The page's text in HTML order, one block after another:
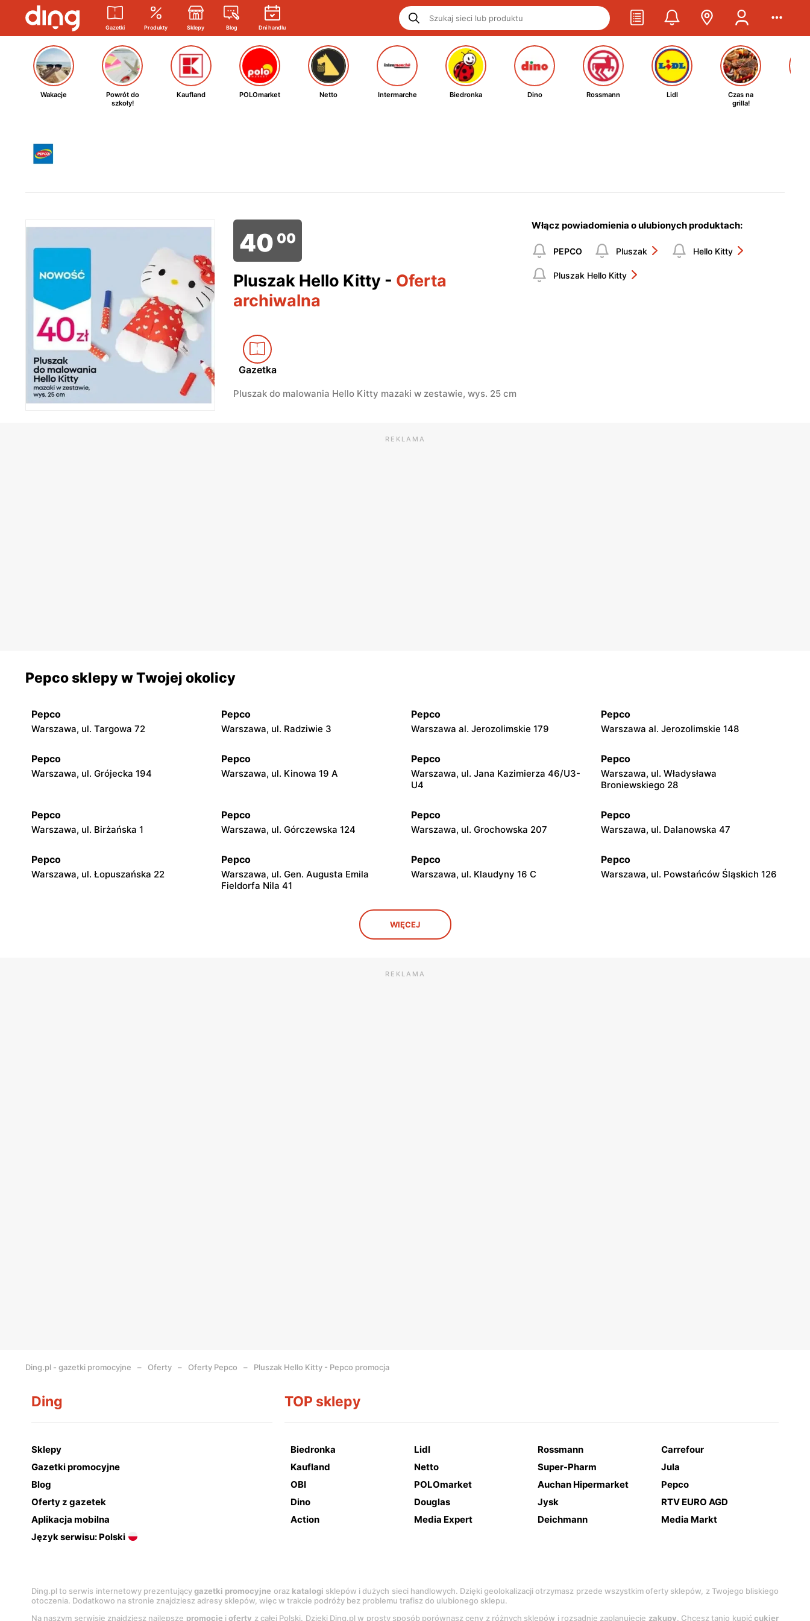
Gazetki Produkty Sklepy Blog Dni handlu
Wakacje
Powrót do
szkoły!
Kaufland POLOmarket Netto Intermarche Biedronka Dino Rossmann Lidl
Czas na
grilla!
40 00
Pluszak Hello Kitty - Oferta
archiwalna
Gazetka
Pluszak do malowania Hello Kitty mazaki w zestawie, wys. 25 cm
Włącz powiadomienia o ulubionych produktach:
PEPCO Pluszak Hello Kitty
Pluszak Hello Kitty
REKLAMA
Pepco sklepy w Twojej okolicy
Pepco
Warszawa, ul. Targowa 72
Pepco
Warszawa, ul. Radziwie 3
Pepco
Warszawa al. Jerozolimskie 179
Pepco
Warszawa al. Jerozolimskie 148
Pepco
Warszawa, ul. Grójecka 194
Pepco
Warszawa, ul. Kinowa 19 A
Pepco
Warszawa, ul. Jana Kazimierza 46/U3-
U4
Pepco
Warszawa, ul. Władysława
Broniewskiego 28
Pepco
Warszawa, ul. Birżańska 1
Pepco
Warszawa, ul. Górczewska 124
Pepco
Warszawa, ul. Grochowska 207
Pepco
Warszawa, ul. Dalanowska 47
Pepco
Warszawa, ul. Łopuszańska 22
Pepco
Warszawa, ul. Gen. Augusta Emila
Fieldorfa Nila 41
Pepco
Warszawa, ul. Klaudyny 16 C
Pepco
Warszawa, ul. Powstańców Śląskich 126
Warszawa, ul. Rembielińska 20
Warszawa, ul. Starowiślna 4
WIĘCEJ
REKLAMA
Ding.pl - gazetki promocyjne Oferty Oferty Pepco Pluszak Hello Kitty - Pepco promocja
Ding
Sklepy
Gazetki promocyjne
Blog
Oferty z gazetek
Aplikacja mobilna
Język serwisu: Polski
TOP sklepy
Biedronka Lidl Rossmann
Carrefour
Kaufland
Netto Super-Pharm
Jula
OBI
POLOmarket Auchan Hipermarket
Pepco
Dino
Douglas Jysk
RTV EURO AGD
Action
Media Expert Deichmann Media Markt
Ding.pl to serwis internetowy prezentującygazetki promocyjne oraz katalogi sklepów i dużych sieci handlowych. Dzięki geolokalizacji otrzymasz przede wszystkim oferty sklepów, z Twojego bliskiego
otoczenia. Dodatkowo na stronie znajdziesz adresy sklepów, więc w trakcie podróży bez problemu trafisz do ulubionego sklepu.
Na naszym serwisie znajdziesz najlepsze promocje ioferty z całej Polski. Dzięki Ding.pl w prosty sposób porównasz ceny z różnych sklepów i rozsądnie zaplanujecie zakupy. Chcesz tanio kupićcukier